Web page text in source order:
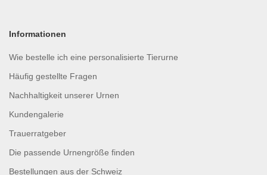
Informationen
Wie bestelle ich eine personalisierte Tierurne
Häufig gestellte Fragen
Nachhaltigkeit unserer Urnen
Kundengalerie
Trauerratgeber
Die passende Urnengröße finden
Bestellungen aus der Schweiz